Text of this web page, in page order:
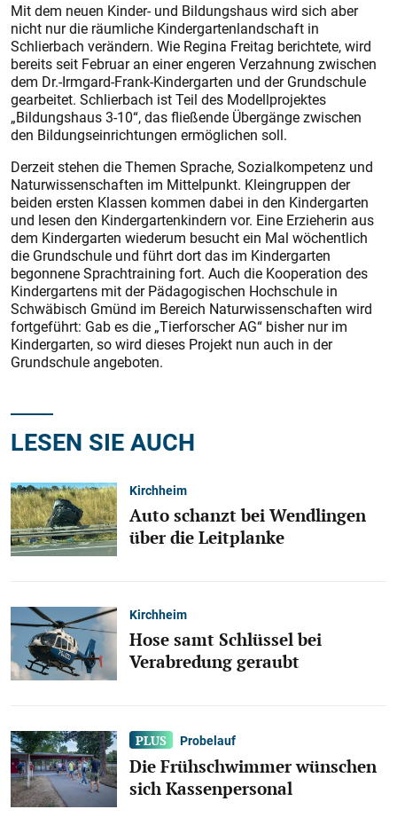
Mit dem neuen Kinder- und Bildungshaus wird sich aber
nicht nur die räumliche Kindergartenlandschaft in
Schlierbach verändern. Wie Regina Freitag berichtete, wird
bereits seit Februar an einer engeren Verzahnung zwischen
dem Dr.-Irmgard-Frank-Kindergarten und der Grundschule
gearbeitet. Schlierbach ist Teil des Modellprojektes
„Bildungshaus 3-10“, das fließende Übergänge zwischen
den Bildungseinrichtungen ermöglichen soll.
Derzeit stehen die Themen Sprache, Sozialkompetenz und
Naturwissenschaften im Mittelpunkt. Kleingruppen der
beiden ersten Klassen kommen dabei in den Kindergarten
und lesen den Kindergartenkindern vor. Eine Erzieherin aus
dem Kindergarten wiederum besucht ein Mal wöchentlich
die Grundschule und führt dort das im Kindergarten
begonnene Sprach­training fort. Auch die Kooperation des
Kindergartens mit der Pädagogischen Hochschule in
Schwäbisch Gmünd im Bereich Naturwissenschaften wird
fortgeführt: Gab es die „Tierforscher AG“ bisher nur im
Kindergarten, so wird dieses Projekt nun auch in der
Grundschule angeboten.
LESEN SIE AUCH
Kirchheim
Auto schanzt bei Wendlingen
über die Leitplanke
Kirchheim
Hose samt Schlüssel bei
Verabredung geraubt
Probelauf
Die Frühschwimmer wünschen
sich Kassenpersonal